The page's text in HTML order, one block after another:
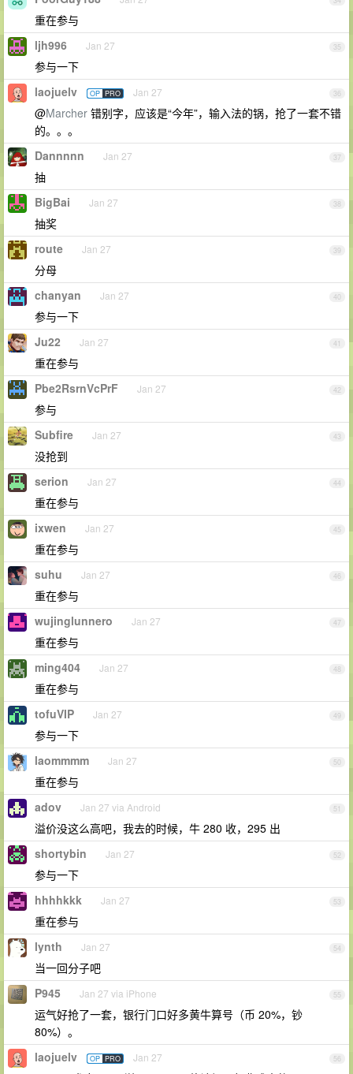
重在参与
35
ljh996 Jan 27
参与一下
36
laojuelv OP PRO Jan 27
@Marcher 错别字，应该是“今年”，输入法的锅，抢了一套不错
的。。。
37
Dannnnn Jan 27
抽
38
BigBai Jan 27
抽奖
39
route Jan 27
分母
40
chanyan Jan 27
参与一下
41
Ju22 Jan 27
重在参与
42
Pbe2RsrnVcPrF Jan 27
参与
43
Subfire Jan 27
没抢到
44
serion Jan 27
重在参与
45
ixwen Jan 27
重在参与
46
suhu Jan 27
重在参与
47
wujinglunnero Jan 27
重在参与
48
ming404 Jan 27
重在参与
49
tofuVIP Jan 27
参与一下
50
laommmm Jan 27
重在参与
51
adov Jan 27 via Android
溢价没这么高吧，我去的时候，牛 280 收，295 出
52
shortybin Jan 27
参与一下
53
hhhhkkk Jan 27
重在参与
54
lynth Jan 27
当一回分子吧
55
P945 Jan 27 via iPhone
运气好抢了一套，银行门口好多黄牛算号（币 20%，钞
80%）。
56
laojuelv OP PRO Jan 27